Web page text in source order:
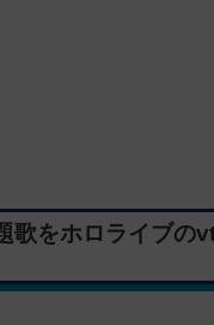
歌をホロライブの